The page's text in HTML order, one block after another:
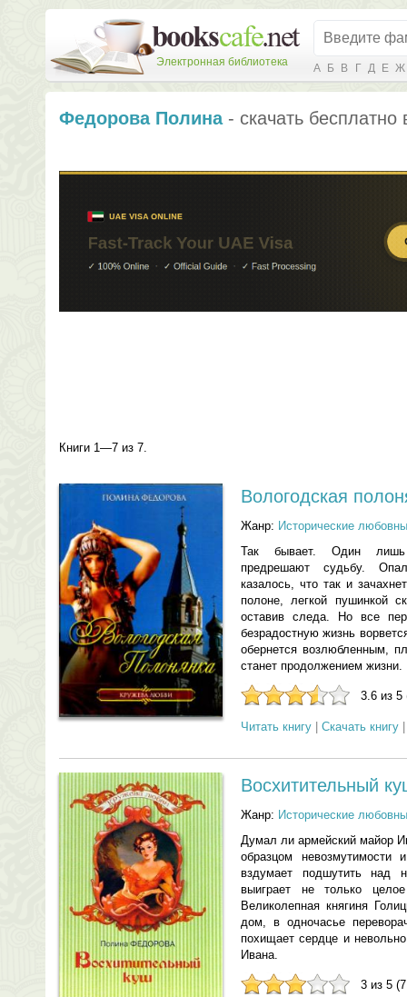
Электронная библиотека А Б В Г Д Е Ж
Федорова Полина- скачать бесплатно
Книги 1—7 из 7.
Вологодская
Жанр: Исторические
Так бывает. Один лишь
предрешают судьбу.
казалось, что так и
полоне, легкой пушинкой
оставив следа. Но все
безрадостную жизнь
обернется возлюбленным,
станет продолжением жизни.
3.6 из 5
Читать книгу Скачать книгу
Восхитительный
Жанр: Исторические
Думал ли армейский майор
образцом невозмутимости
вздумает подшутить
выиграет не только
Великолепная княгиня
дом, в одночасье
похищает сердце и
Ивана.
3 из 5